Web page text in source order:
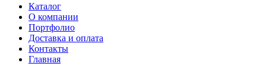
Каталог
О компании
Портфолио
Доставка и оплата
Контакты
Главная